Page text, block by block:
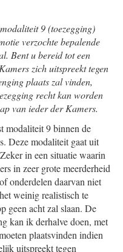
9 (toezegging)
verzochte bepalende
Bent u bereid tot een
zich uitspreekt tegen
plaats zal vinden,
recht kan worden
van ieder der Kamers.
modaliteit 9 binnen de
Deze modaliteit gaat uit
in een situatie waarin
in zeer grote meerderheid
onderdelen daarvan niet
weinig realistisch te
geen acht zal slaan. De
kan ik derhalve doen, met
plaatsvinden indien
uitspreekt tegen